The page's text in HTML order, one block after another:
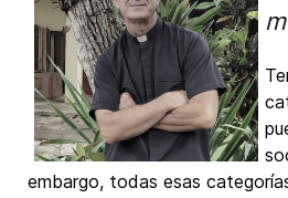
embargo, todas esas